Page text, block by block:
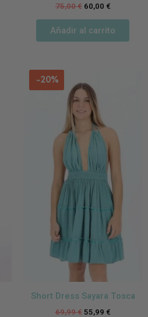
75,00€ 60,00 €
Añadir al carrito
-20%
Short Dress Sayara Tosca
69,99€ 55,99 €